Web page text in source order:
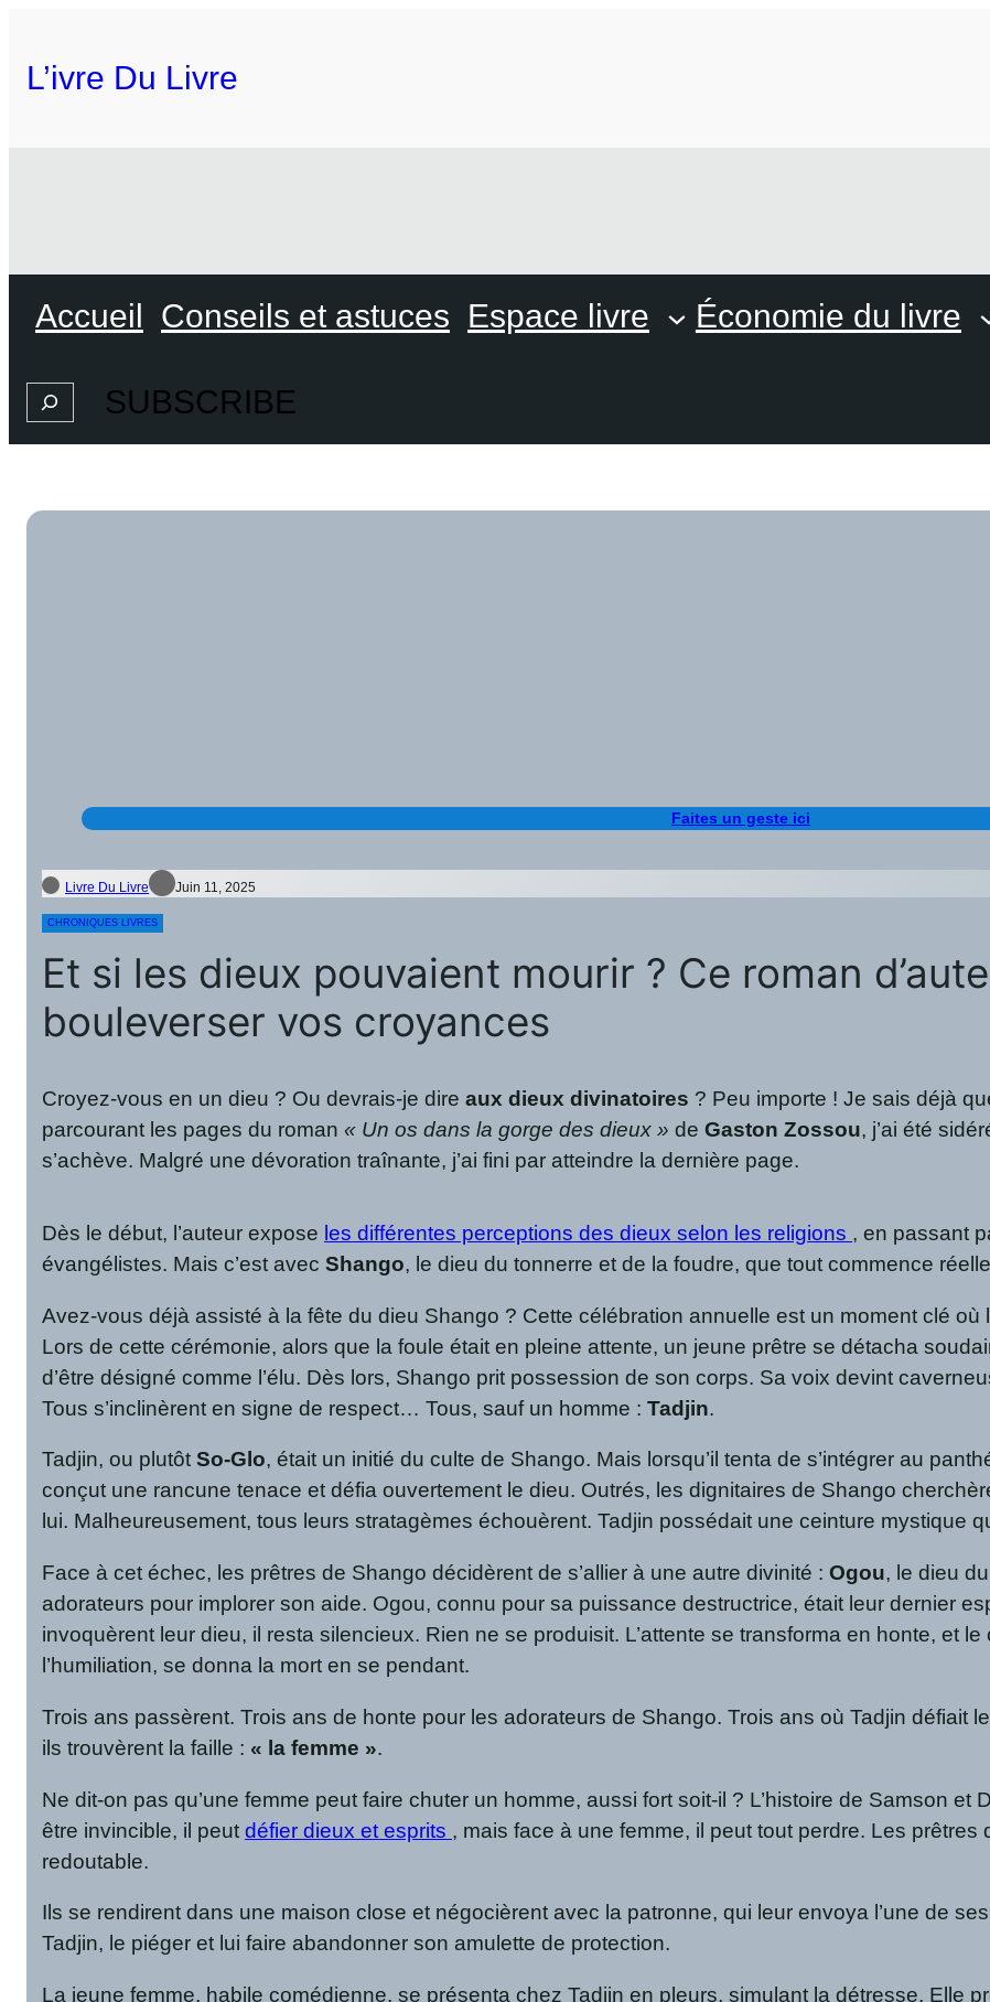
L’ivre Du Livre
Accueil Conseils et astuces Espace livre Économie du livre
SearchSUBSCRIBE
Faites un geste ici
Livre Du Livre Juin 11, 2025
CHRONIQUES LIVRES
Et si les dieux pouvaient mourir ? Ce roman
bouleverser vos croyances
Croyez-vous en un dieu ? Ou devrais-je direaux dieux divinatoires ? Peu importe ! Je sais déjà
parcourant les pages du roman« Un os dans la gorge des dieux » deGaston Zossou, j’ai été
s’achève. Malgré une dévoration traînante, j’ai fini par atteindre la dernière page.
Dès le début, l’auteur expose les différentes perceptions des dieux selon les religions , en passant
évangélistes. Mais c’est avecShango, le dieu du tonnerre et de la foudre, que tout commence
Avez-vous déjà assisté à la fête du dieu Shango ? Cette célébration annuelle est un moment clé où
Lors de cette cérémonie, alors que la foule était en pleine attente, un jeune prêtre se détacha
d’être désigné comme l’élu. Dès lors, Shango prit possession de son corps. Sa voix devint
Tous s’inclinèrent en signe de respect… Tous, sauf un homme :Tadjin.
Tadjin, ou plutôtSo-Glo, était un initié du culte de Shango. Mais lorsqu’il tenta de s’intégrer au
conçut une rancune tenace et défia ouvertement le dieu. Outrés, les dignitaires de Shango
lui. Malheureusement, tous leurs stratagèmes échouèrent. Tadjin possédait une ceinture mystique
Face à cet échec, les prêtres de Shango décidèrent de s’allier à une autre divinité :Ogou, le dieu
adorateurs pour implorer son aide. Ogou, connu pour sa puissance destructrice, était leur dernier
invoquèrent leur dieu, il resta silencieux. Rien ne se produisit. L’attente se transforma en honte, et
l’humiliation, se donna la mort en se pendant.
Trois ans passèrent. Trois ans de honte pour les adorateurs de Shango. Trois ans où Tadjin défiait
ils trouvèrent la faille : « la femme ».
Ne dit-on pas qu’une femme peut faire chuter un homme, aussi fort soit-il ? L’histoire de Samson et
être invincible, il peutdéfier dieux et esprits , mais face à une femme, il peut tout perdre. Les
redoutable.
Ils se rendirent dans une maison close et négocièrent avec la patronne, qui leur envoya l’une de
Tadjin, le piéger et lui faire abandonner son amulette de protection.
La jeune femme, habile comédienne, se présenta chez Tadjin en pleurs, simulant la détresse. Elle